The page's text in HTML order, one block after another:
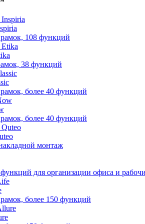
рамок, 108 функций
38 функций
более 40 функций
более 40 функций
монтаж
для организации офиса и
более 150 функций